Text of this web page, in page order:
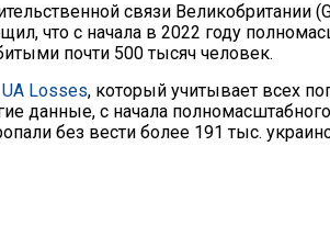
связи Великобритании
что с начала в 2022 году
почти 500 тысяч человек.
UA Losses, который учитывает всех
данные, с начала
без вести более 191 тыс.